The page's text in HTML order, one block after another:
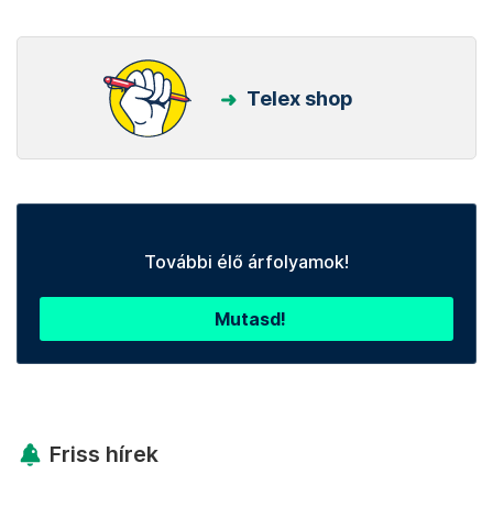
Telex shop
További élő árfolyamok!
Mutasd!
Friss hírek